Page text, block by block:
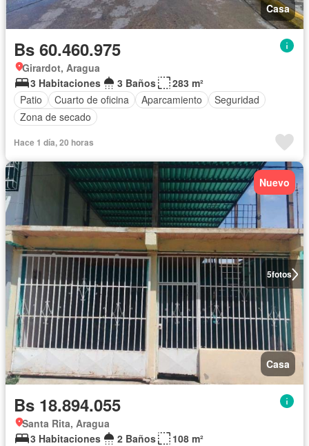
Casa
Bs 60.460.975
Girardot, Aragua
3 Habitaciones
3 Baños
283 m²
Patio
Cuarto de oficina Aparcamiento
Seguridad
Zona de secado
Hace 1 día, 20 horas
5fotos
Nuevo
Casa
Bs 18.894.055
Santa Rita, Aragua
3 Habitaciones
2 Baños
108 m²